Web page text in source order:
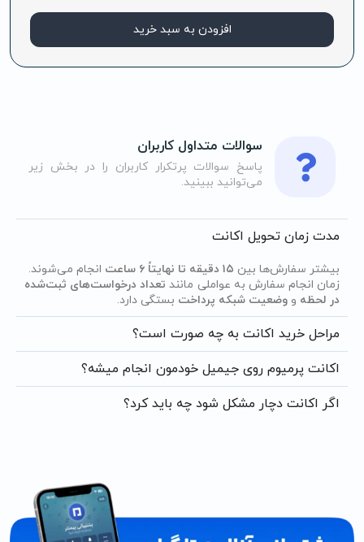
افزودن به سبد خرید
سوالات متداول کاربران
پاسخ سوالات پرتکرار کاربران را در بخش زیر
می‌توانید ببینید.
مدت زمان تحویل اکانت
بیشتر سفارش‌ها بین ۱۵ دقیقه تا نهایتاً ۶ ساعت
انجام می‌شوند.
زمان انجام سفارش به عواملی مانند تعداد درخواست‌های ثبت‌شده
در لحظه و وضعیت شبکه پرداخت بستگی دارد.
مراحل خرید اکانت به چه صورت است؟
اکانت پرمیوم روی جیمیل خودمون انجام میشه؟
اگر اکانت دچار مشکل شود چه باید کرد؟